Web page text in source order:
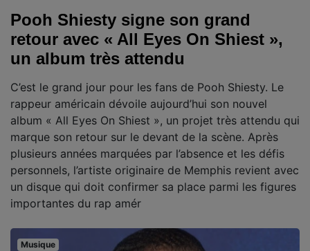
Pooh Shiesty signe son grand
retour avec « All Eyes On Shiest »,
un album très attendu
C’est le grand jour pour les fans de Pooh Shiesty. Le
rappeur américain dévoile aujourd’hui son nouvel
album « All Eyes On Shiest », un projet très attendu qui
marque son retour sur le devant de la scène. Après
plusieurs années marquées par l’absence et les défis
personnels, l’artiste originaire de Memphis revient avec
un disque qui doit confirmer sa place parmi les figures
importantes du rap amér
Musique